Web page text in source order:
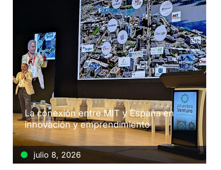
La conexión entre MIT y España en
innovación y emprendimiento
julio 8, 2026